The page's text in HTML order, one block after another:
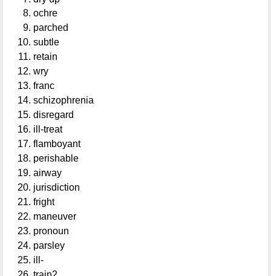
ochre
parched
subtle
retain
wry
franc
schizophrenia
disregard
ill-treat
flamboyant
perishable
airway
jurisdiction
fright
maneuver
pronoun
parsley
ill-